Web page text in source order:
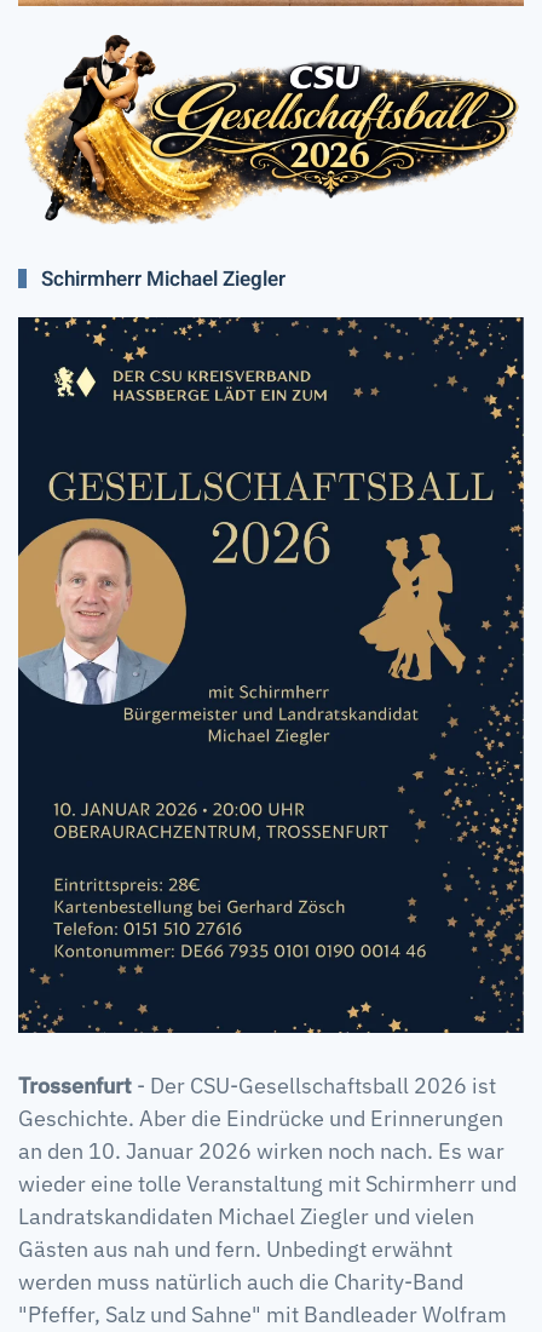
Schirmherr Michael Ziegler
Trossenfurt - Der CSU-Gesellschaftsball 2026 ist
Geschichte. Aber die Eindrücke und Erinnerungen
an den 10. Januar 2026 wirken noch nach. Es war
wieder eine tolle Veranstaltung mit Schirmherr und
Landratskandidaten Michael Ziegler und vielen
Gästen aus nah und fern. Unbedingt erwähnt
werden muss natürlich auch die Charity-Band
"Pfeffer, Salz und Sahne" mit Bandleader Wolfram